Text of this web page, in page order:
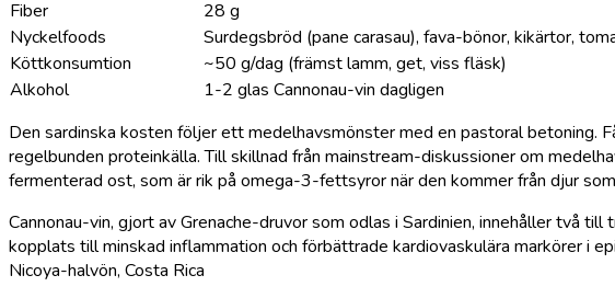
Fiber
28 g
Nyckelfoods
Surdegsbröd (pane carasau), fava-bönor, kikärtor,
Köttkonsumtion
~50 g/dag (främst lamm, get, viss fläsk)
Alkohol
1-2 glas Cannonau-vin dagligen
Den sardinska kosten följer ett medelhavsmönster med en pastoral betoning.
regelbunden proteinkälla. Till skillnad från mainstream-diskussioner om
fermenterad ost, som är rik på omega-3-fettsyror när den kommer från djur
Cannonau-vin, gjort av Grenache-druvor som odlas i Sardinien, innehåller två
kopplats till minskad inflammation och förbättrade kardiovaskulära markörer i
Nicoya-halvön, Costa Rica